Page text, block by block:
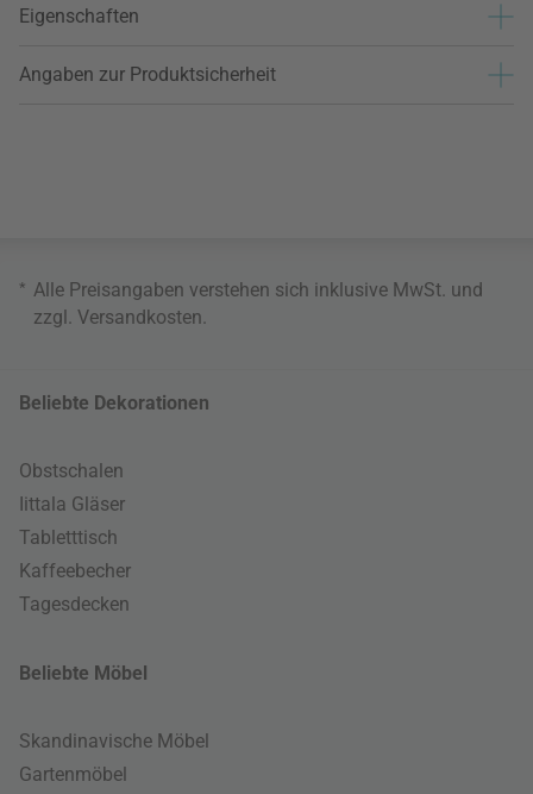
Eigenschaften
Angaben zur Produktsicherheit
* Alle Preisangaben verstehen sich inklusive MwSt. und
zzgl. Versandkosten
Beliebte Dekorationen
Obstschalen
Iittala Gläser
Tabletttisch
Kaffeebecher
Tagesdecken
Beliebte Möbel
Skandinavische Möbel
Gartenmöbel